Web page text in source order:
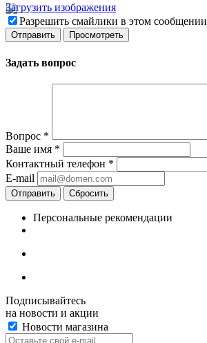
Загрузить изображения
Разрешить смайлики в этом сообщении
Задать вопрос
Вопрос *
Ваше имя *
Контактный телефон *
E-mail
Отправить Сбросить
Персональные рекомендации
Подписывайтесь
на новости и акции
Новости магазина